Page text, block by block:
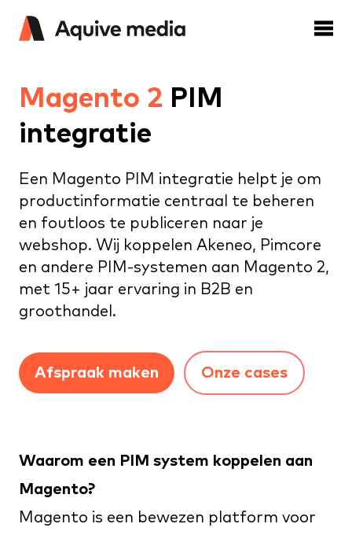
Magento 2 PIM
integratie
Een Magento PIM integratie helpt je om
productinformatie centraal te beheren
en foutloos te publiceren naar je
webshop. Wij koppelen Akeneo, Pimcore
en andere PIM-systemen aan Magento 2,
met 15+ jaar ervaring in B2B en
groothandel.
Afspraak maken Onze cases
Waarom een PIM system koppelen aan
Magento?
Magento is een bewezen platform voor